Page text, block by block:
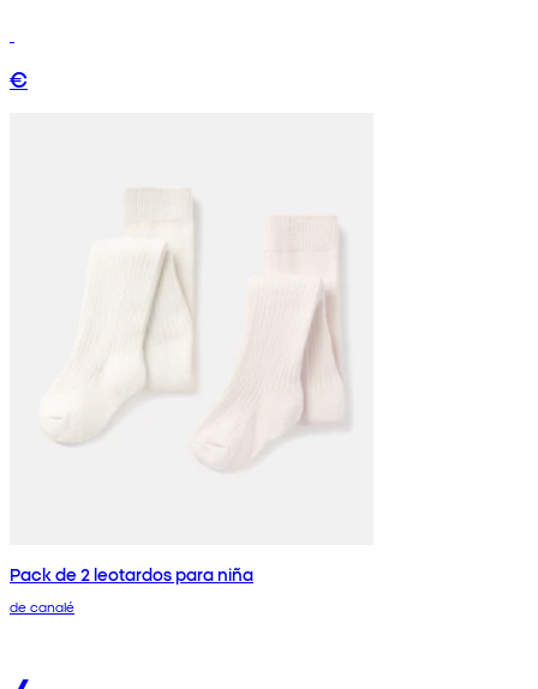
€
Pack de 2 leotardos para niña
de canalé